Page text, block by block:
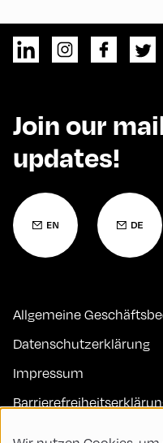
Join our
updates!
Allgemeine
Datenschutzerklärung
Impressum